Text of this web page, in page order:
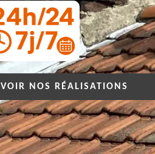
VOIR NOS RÉALISATIONS